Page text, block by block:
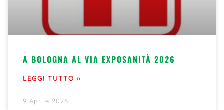
A BOLOGNA AL VIA EXPOSANITÀ 2026
LEGGI TUTTO »
9 Aprile 2026